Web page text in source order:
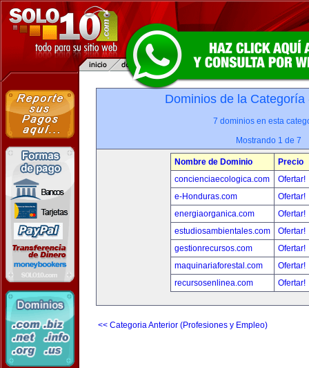
Dominios de la
7 dominios en esta
Mostrando 1 de 7
Nombre de Dominio
Precio
concienciaecologica.com
Ofertar!
e-Honduras.com
Ofertar!
energiaorganica.com
Ofertar!
estudiosambientales.com
Ofertar!
gestionrecursos.com
Ofertar!
maquinariaforestal.com
Ofertar!
recursosenlinea.com
Ofertar!
<< Categoria Anterior (Profesiones y Empleo)